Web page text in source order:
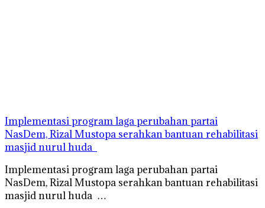
Implementasi program laga perubahan partai
NasDem, Rizal Mustopa serahkan bantuan rehabilitasi
masjid nurul huda
Implementasi program laga perubahan partai
NasDem, Rizal Mustopa serahkan bantuan rehabilitasi
masjid nurul huda …